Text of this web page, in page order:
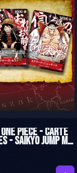
Piece - Carte
Saikyo Jump mai